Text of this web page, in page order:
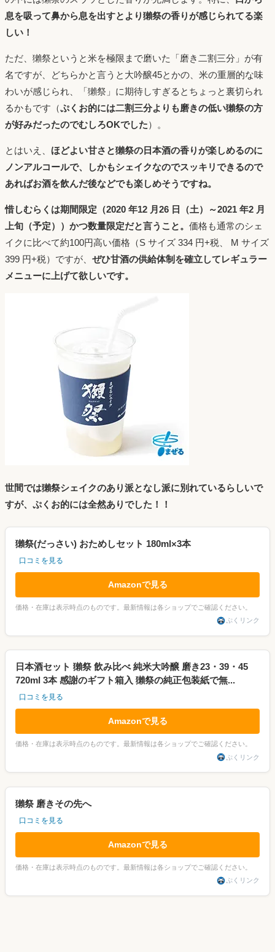
息を吸って鼻から息を出すとより獺祭の香りが感じられてる楽
しい！
ただ、獺祭というと米を極限まで磨いた「磨き二割三分」が有
名ですが、どちらかと言うと大吟醸45とかの、米の重層的な味
わいが感じられ、「獺祭」に期待しすぎるとちょっと裏切られ
るかもです（ぷくお的には二割三分よりも磨きの低い獺祭の方
が好みだったのでむしろOKでした）。
とはいえ、 ほどよい甘さと獺祭の日本酒の香りが楽しめるのに
ノンアルコールで、しかもシェイクなのでスッキリできるので
あればお酒を飲んだ後などでも楽しめそうですね。
惜しむらくは期間限定（2020 年12 月26 日（土）～2021 年2 月
上旬（予定））かつ数量限定だと言うこと。 価格も通常のシェ
イクに比べて約100円高い価格（S サイズ 334 円+税、 M サイズ
399 円+税）ですが、 ぜひ甘酒の供給体制を確立してレギュラー
メニューに上げて欲しいです。
世間では獺祭シェイクのあり派となし派に別れているらしいで
すが、ぷくお的には全然ありでした！！
獺祭(だっさい) おためしセット 180ml×3本
口コミを見る
Amazonで見る
価格・在庫は表示時点のものです。最新情報は各ショップでご確認ください。
ぷくリンク
日本酒セット 獺祭 飲み比べ 純米大吟醸 磨き23・39・45
720ml 3本 感謝のギフト箱入 獺祭の純正包装紙で無...
口コミを見る
Amazonで見る
価格・在庫は表示時点のものです。最新情報は各ショップでご確認ください。
ぷくリンク
獺祭 磨きその先へ
口コミを見る
Amazonで見る
価格・在庫は表示時点のものです。最新情報は各ショップでご確認ください。
ぷくリンク